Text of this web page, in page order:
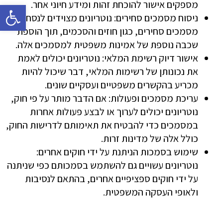
מספקים אישור להוכחת זהות ומידע חיוני אחר.
ניסוח מסמכים סחירים: נוטריונים מצוידים לנסח
מסמכים סחירים, כגון חוזים והסכמים, תוך הוספת
שכבה נוספת של אמינות משפטית למסמכים אלה.
אישור דיוק רשימת המלאי: נוטריונים יכולים לאמת
את נכונותן של רשימות המלאי, דבר שיכול להיות
מכריע בהקשרים משפטיים ועסקיים שונים.
עריכת מסמכים ופעולות: אם הדבר מותר על פי חוק,
נוטריונים יכולים לערוך או לבצע פעולות אחרות
במסמכים כדי להבטיח את תאימותם לדרישות החוק,
כולל אלה של מדינות זרות.
שימוש בסמכות הניתנת על ידי חוקים אחרים:
נוטריונים עשויים גם להשתמש בסמכותם כפי שניתנה
על ידי חוקים ספציפיים אחרים, בהתאם לנסיבות
ולאופי העסקה המשפטית.